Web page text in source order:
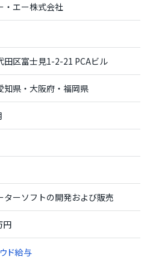
・エー株式会社
田区富士見1-2-21 PCAビル
知県・大阪府・福岡県
ターソフトの開発および販売
円
ド給与